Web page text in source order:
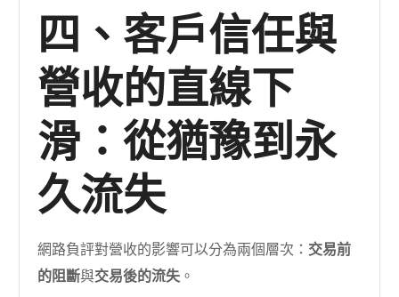
四、客戶信任與
營收的直線下
滑：從猶豫到永
久流失
網路負評對營收的影響可以分為兩個層次：交易前
的阻斷與交易後的流失。